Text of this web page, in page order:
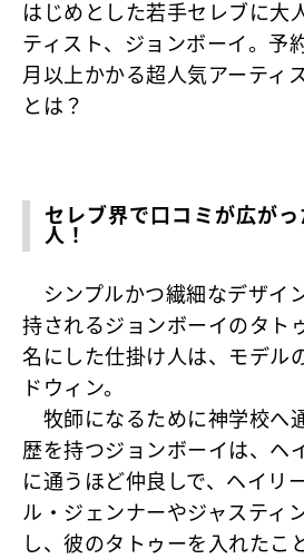
はじめとした若手セレブに大
ティスト、ジョンボーイ。予
月以上かかる超人気アーティ
とは？
セレブ界で口コミが広が
人！
シンプルかつ繊細なデザイ
持されるジョンボーイのタト
名にした仕掛け人は、モデル
ドウィン。
牧師になるために神学校へ
歴を持つジョンボーイは、ヘ
に通うほど仲良しで、ヘイリ
ル・ジェンナーやジャスティ
し、彼のタトゥーを入れたこ